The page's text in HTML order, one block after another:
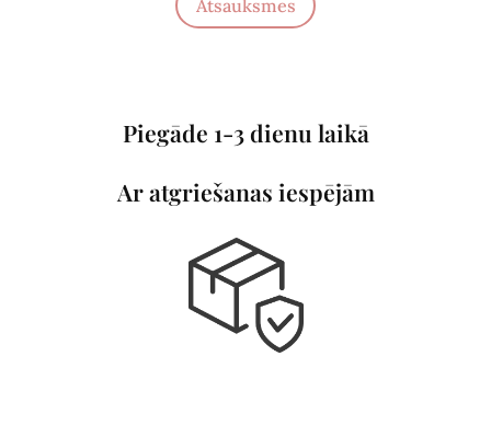
Atsauksmes
Piegāde 1-3 dienu laikā
Ar atgriešanas iespējām